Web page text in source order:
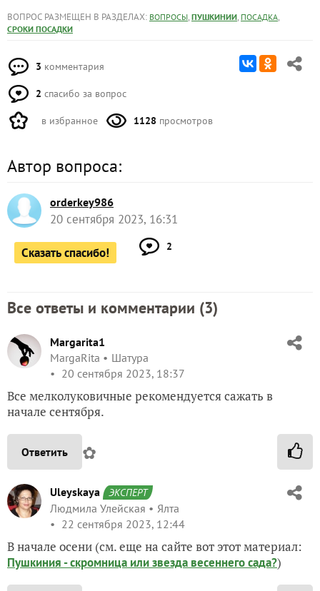
ВОПРОС РАЗМЕЩЕН В РАЗДЕЛАХ: ВОПРОСЫ, ПУШКИНИИ, ПОСАДКА,
СРОКИ ПОСАДКИ
3 комментария
2 спасибо за вопрос
в избранное 1128 просмотров
Автор вопроса:
orderkey986
20 сентября 2023, 16:31
Сказать спасибо! 2
Все ответы и комментарии (3)
Margarita1
MargaRita
Шатура
20 сентября 2023, 18:37
Все мелколуковичные рекомендуется сажать в
начале сентября.
Ответить ✿
Uleyskaya ЭКСПЕРТ
Людмила Улейская
Ялта
22 сентября 2023, 12:44
В начале осени (см. еще на сайте вот этот материал:
Пушкиния - скромница или звезда весеннего сада?)